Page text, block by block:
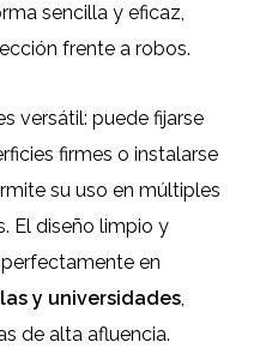
sencilla y eficaz,
frente a robos.
versátil: puede fijarse
firmes o instalarse
su uso en múltiples
El diseño limpio y
en
y universidades,
de alta afluencia.